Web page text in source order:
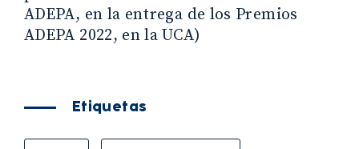
ADEPA, en la entrega de los Premios
ADEPA 2022, en la UCA)
Etiquetas